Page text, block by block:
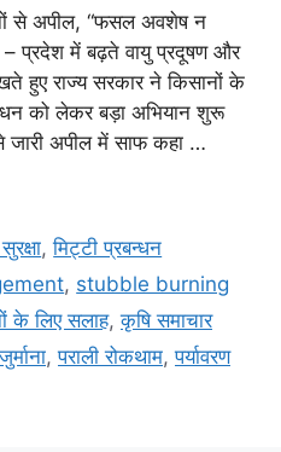
से अपील, “फसल अवशेष न
– प्रदेश में बढ़ते वायु प्रदूषण और
हुए राज्य सरकार ने किसानों के
को लेकर बड़ा अभियान शुरू
जारी अपील में साफ कहा …
,मि‌ट्टी प्रबन्धन
, stubble burning
के लिए सलाह,कृषि समाचार
,पराली रोकथाम,पर्यावरण